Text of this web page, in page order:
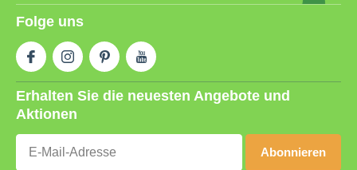
Folge uns
Erhalten Sie die neuesten Angebote und
Aktionen
Abonnieren